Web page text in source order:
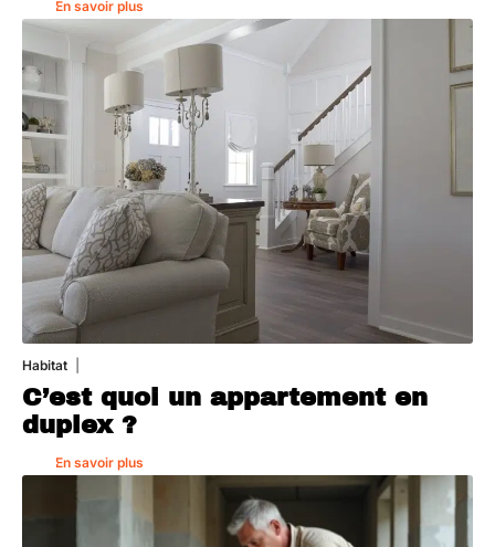
En savoir plus
Habitat
C’est quoi un appartement en
duplex ?
En savoir plus